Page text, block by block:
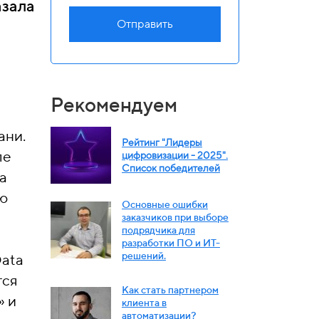
и
Отправить
Рекомендуем
Рейтинг "Лидеры
цифровизации - 2025".
Список победителей
Основные ошибки
заказчиков при выборе
подрядчика для
разработки ПО и ИТ-
решений.
Как стать партнером
клиента в
автоматизации?